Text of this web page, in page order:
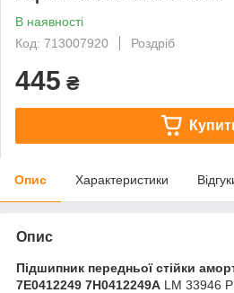
В наявності
Код: 713007920
Роздріб
445 ₴
Опис Характеристики
Опис
Підшипник передньої стійки
7E0412249 7H0412249A LM 33946